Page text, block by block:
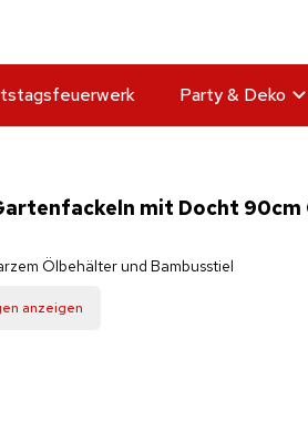
Party & Deko
mit Docht
Ölbehälter und Bambusstiel
anzeigen